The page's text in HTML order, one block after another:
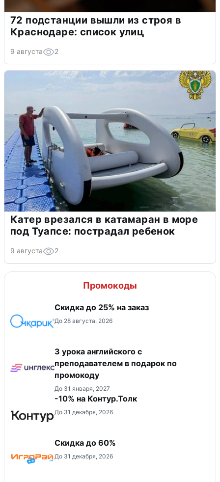
72 подстанции вышли из строя в
Краснодаре: список улиц
9 августа 2
Катер врезался в катамаран в море
под Туапсе: пострадал ребенок
9 августа 2
Промокоды
Скидка до 25% на заказ
До 28 августа, 2026
3 урока английского с
преподавателем в подарок по
промокоду
До 31 января, 2027
-10% на Контур.Толк
До 31 декабря, 2026
Скидка до 60%
До 31 декабря, 2026